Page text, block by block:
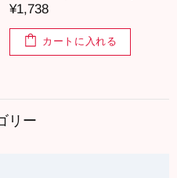
¥1,738
カートに入れる
リー